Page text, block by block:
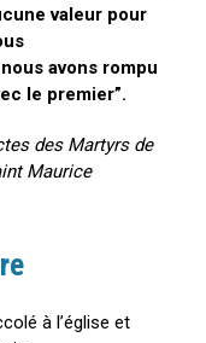
valeur pour
avons rompu
le premier”.
des Martyrs de
Maurice
à l’église et